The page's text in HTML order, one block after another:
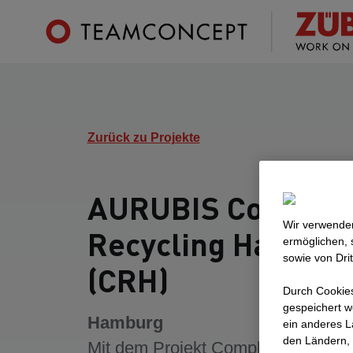
Zurück zu Projekte
AURUBIS Complex
Recycling
(CRH)
Hamburg
Mit dem Projekt Complex
Wir
ermöglichen,
sowie von
Durch
gespeichert
ein anderes
den Ländern,